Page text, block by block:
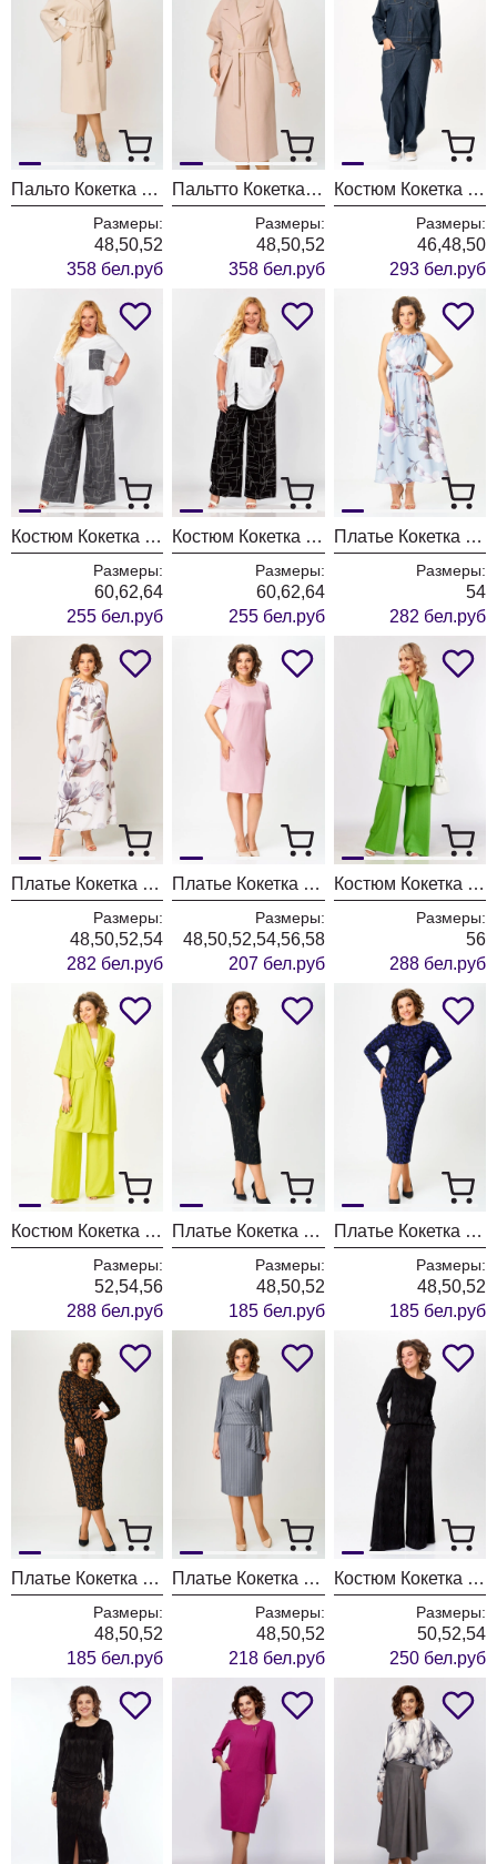
Пальто Кокетка и К 1298-2 молочный
Размеры:
48,50,52
358 бел.руб
Пальтто Кокетка и К 1298-1 бежевый
Размеры:
48,50,52
358 бел.руб
Костюм Кокетка и К 1505
Размеры:
46,48,50
293 бел.руб
Костюм Кокетка и К 1297-1
Размеры:
60,62,64
255 бел.руб
Костюм Кокетка и К 1297
Размеры:
60,62,64
255 бел.руб
Платье Кокетка и К 1294-1
Размеры:
54
282 бел.руб
Платье Кокетка и К 1294
Размеры:
48,50,52,54
282 бел.руб
Платье Кокетка и К 1284
Размеры:
48,50,52,54,56,58
207 бел.руб
Костюм Кокетка и К 1281-1 зеленый
Размеры:
56
288 бел.руб
Костюм Кокетка и К 1281 лаймовый
Размеры:
52,54,56
288 бел.руб
Платье Кокетка и К 1256-2 черный+зеленый
Размеры:
48,50,52
185 бел.руб
Платье Кокетка и К 1256-1 черный+синий
Размеры:
48,50,52
185 бел.руб
Платье Кокетка и К 1256 черный+коричневый
Размеры:
48,50,52
185 бел.руб
Платье Кокетка и К 1252
Размеры:
48,50,52
218 бел.руб
Костюм Кокетка и К 1244
Размеры:
50,52,54
250 бел.руб